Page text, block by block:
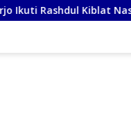
Kiblat Nasional,